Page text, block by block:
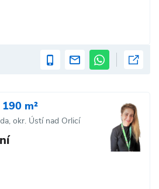
m²
okr. Ústí nad Orlicí